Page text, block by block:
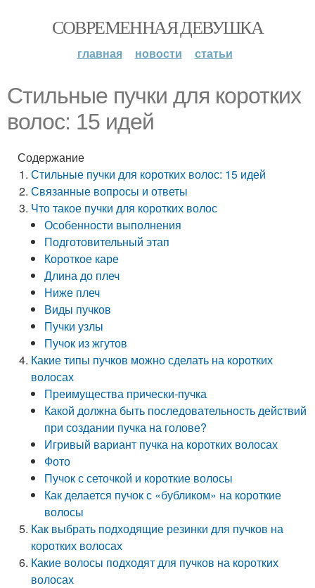
СОВРЕМЕННАЯ ДЕВУШКА
главная новости статьи
Стильные пучки для коротких
волос: 15 идей
Содержание
Стильные пучки для коротких волос: 15 идей
Связанные вопросы и ответы
Что такое пучки для коротких волос
Особенности выполнения
Подготовительный этап
Короткое каре
Длина до плеч
Ниже плеч
Виды пучков
Пучки узлы
Пучок из жгутов
Какие типы пучков можно сделать на коротких
волосах
Преимущества прически-пучка
Какой должна быть последовательность действий
при создании пучка на голове?
Игривый вариант пучка на коротких волосах
Фото
Пучок с сеточкой и короткие волосы
Как делается пучок с «бубликом» на короткие
волосы
Как выбрать подходящие резинки для пучков на
коротких волосах
Какие волосы подходят для пучков на коротких
волосах